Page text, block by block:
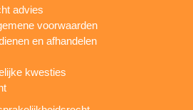
advies
voorwaarden
en afhandelen
kwesties